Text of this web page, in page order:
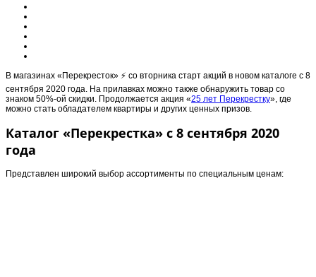
В магазинах «Перекресток» ⚡️ со вторника старт акций в новом каталоге с 8
сентября 2020 года. На прилавках можно также обнаружить товар со
знаком 50%-ой скидки. Продолжается акция «25 лет Перекрестку», где
можно стать обладателем квартиры и других ценных призов.
Каталог «Перекрестка» с 8 сентября 2020
года
Представлен широкий выбор ассортименты по специальным ценам: